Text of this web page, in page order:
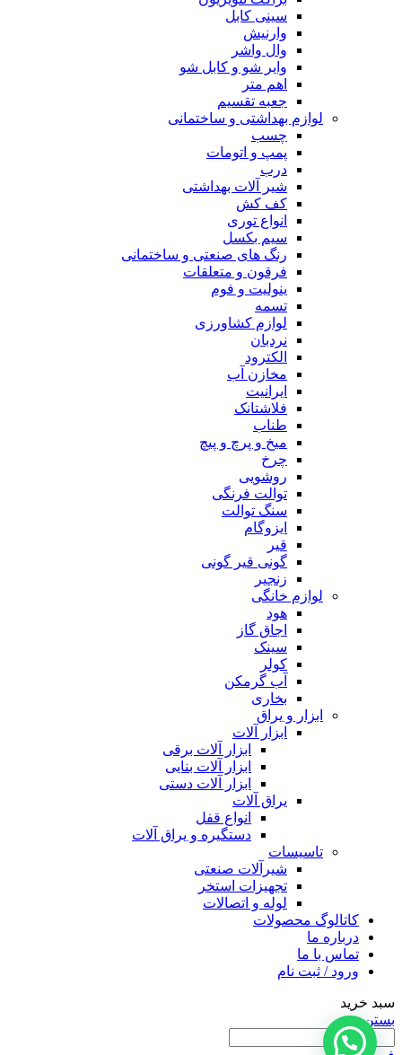
سینی کابل
وارنیش
وال واشر
وایر شو و کابل شو
اهم متر
جعبه تقسیم
لوازم بهداشتی و ساختمانی
چسب
پمپ و اتومات
درب
شیر آلات بهداشتی
کف کش
انواع توری
سیم بکسل
رنگ های صنعتی و ساختمانی
فرقون و متعلقات
ینولیت و فوم
تسمه
لوازم کشاورزی
نردبان
الکترود
مخازن آب
ایرانیت
فلاشتانک
طناب
میخ و پرچ و پیچ
چرخ
روشویی
توالت فرنگی
سنگ توالت
ایزوگام
قیر
گونی قیر گونی
زنجیر
لوازم خانگی
هود
اجاق گاز
سینک
کولر
آب گرمکن
بخاری
ابزار و یراق
ابزار آلات
ابزار آلات برقی
ابزار آلات بنایی
ابزار آلات دستی
یراق آلات
انواع قفل
دستگیره و یراق آلات
تاسیسات
شیرآلات صنعتی
تجهیزات استخر
لوله و اتصالات
کاتالوگ محصولات
درباره ما
تماس با ما
ورود / ثبت نام
سبد خرید
بستن